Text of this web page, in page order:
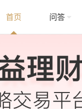
首页 问答